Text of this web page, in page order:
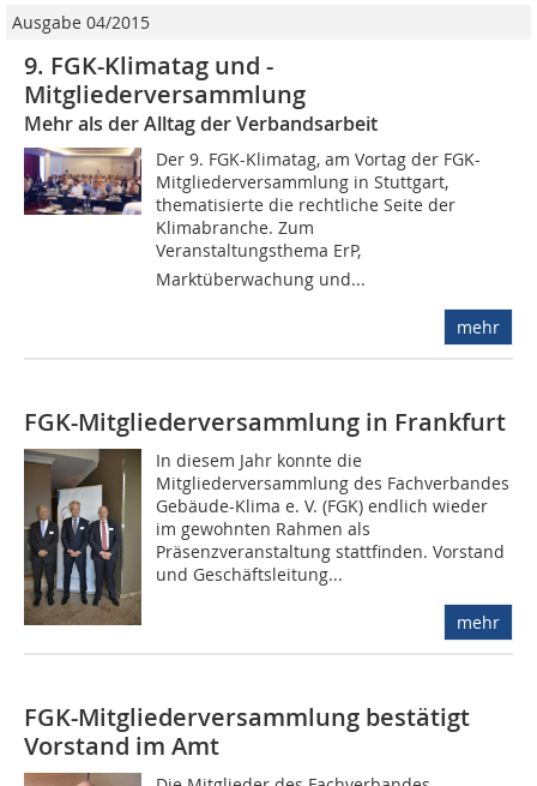
Ausgabe 04/2015
9. FGK-Klimatag und -
Mitgliederversammlung
Mehr als der Alltag der Verbandsarbeit
Der 9. FGK-Klimatag, am Vortag der FGK-
Mitgliederversammlung in Stuttgart,
thematisierte die rechtliche Seite der
Klimabranche. Zum
Veranstaltungsthema ErP,
Marktüberwachung und...
mehr
FGK-Mitgliederversammlung in Frankfurt
In diesem Jahr konnte die
Mitgliederversammlung des Fachverbandes
Gebäude-Klima e. V. (FGK) endlich wieder
im gewohnten Rahmen als
Präsenzveranstaltung stattfinden. Vorstand
und Geschäftsleitung...
mehr
FGK-Mitgliederversammlung bestätigt
Vorstand im Amt